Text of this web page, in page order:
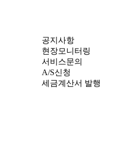
공지사항
현장모니터링
서비스문의
A/S신청
세금계산서 발행